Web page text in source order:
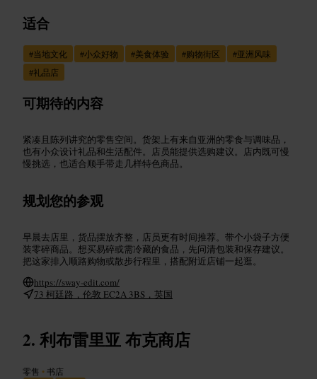
适合
#当地文化 #小众好物 #美食体验 #购物街区 #亚洲风味
#礼品店
可期待的内容
紧凑且陈列讲究的零售空间。货架上有来自亚洲的零食与调味品，
也有小众设计礼品和生活配件。店员能提供选购建议。店内既可慢
慢挑选，也适合顺手带走几样特色商品。
规划您的参观
早晨去店里，货品摆放齐整，店员更有时间推荐。带个小袋子方便
装零碎商品。想买易碎或需冷藏的食品，先问清包装和保存建议。
把这家排入顺路购物或散步行程里，搭配附近店铺一起逛。
https://sway-edit.com/
73 柯廷路，伦敦 EC2A 3BS，英国
利布雷里亚 布克商店
零售 • 书店